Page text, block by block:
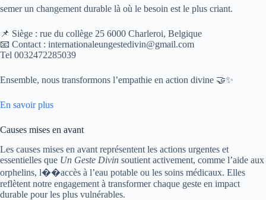
semer un changement durable là où le besoin est le plus criant.
📌 Siège : rue du collège 25 6000 Charleroi, Belgique
📧 Contact : internationaleungestedivin@gmail.com
Tel 0032472285039
Ensemble, nous transformons l’empathie en action divine 🤝✨
En savoir plus
Causes mises en avant
Les causes mises en avant représentent les actions urgentes et
essentielles que Un Geste Divin soutient activement, comme l’aide aux
orphelins, l��accès à l’eau potable ou les soins médicaux. Elles
reflètent notre engagement à transformer chaque geste en impact
durable pour les plus vulnérables.